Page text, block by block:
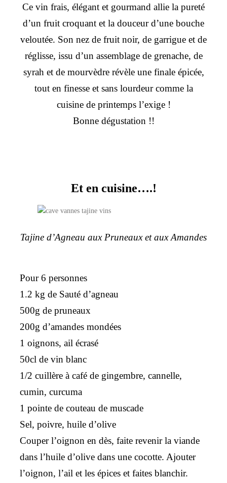
Ce vin frais, élégant et gourmand allie la pureté
d’un fruit croquant et la douceur d’une bouche
veloutée. Son nez de fruit noir, de garrigue et de
réglisse, issu d’un assemblage de grenache, de
syrah et de mourvèdre révèle une finale épicée,
tout en finesse et sans lourdeur comme la
cuisine de printemps l’exige !
Bonne dégustation !!
Et en cuisine….!
Tajine d’Agneau aux Pruneaux et aux Amandes
Pour 6 personnes
1.2 kg de Sauté d’agneau
500g de pruneaux
200g d’amandes mondées
1 oignons, ail écrasé
50cl de vin blanc
1/2 cuillère à café de gingembre, cannelle,
cumin, curcuma
1 pointe de couteau de muscade
Sel, poivre, huile d’olive
Couper l’oignon en dès, faite revenir la viande
dans l’huile d’olive dans une cocotte. Ajouter
l’oignon, l’ail et les épices et faites blanchir.